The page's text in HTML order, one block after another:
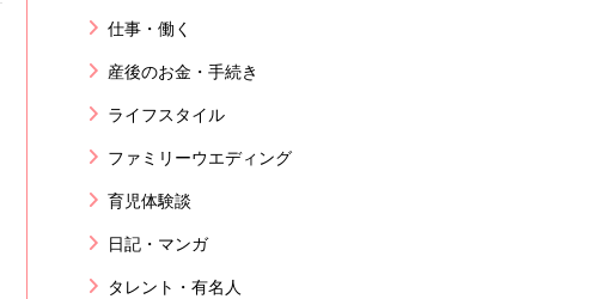
仕事・働く
産後のお金・手続き
ライフスタイル
ファミリーウエディング
育児体験談
日記・マンガ
タレント・有名人